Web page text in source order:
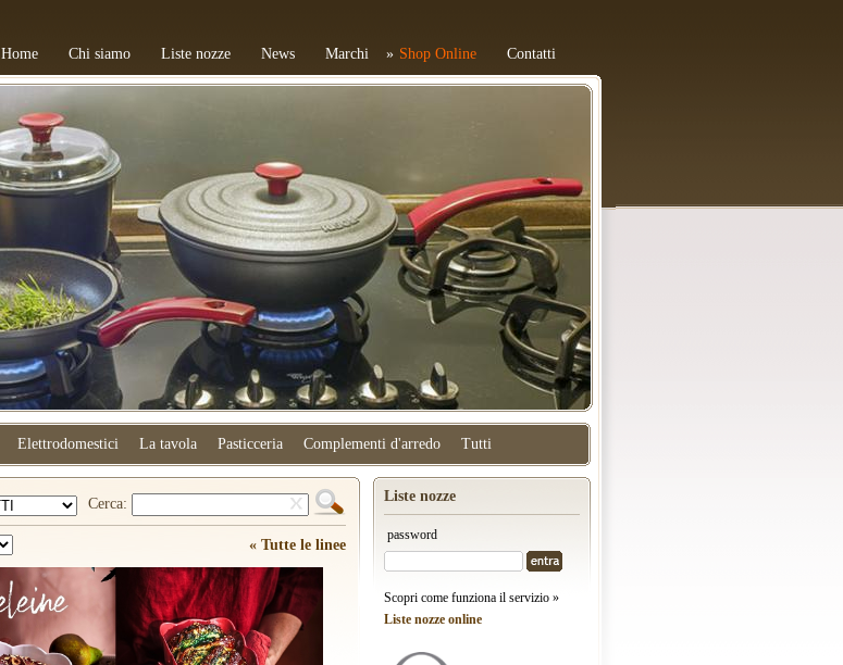
Home Chi siamo Liste nozze News Marchi Shop Online Contatti
Elettrodomestici La tavola Pasticceria Complementi d'arredo Tutti
Cerca:
« Tutte le linee
Liste nozze
password
Scopri come funziona il servizio »
Liste nozze online